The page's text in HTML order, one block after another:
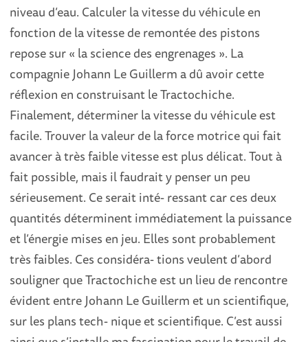
niveau d’eau. Calculer la vitesse du véhicule en
fonction de la vitesse de remontée des pistons
repose sur « la science des engrenages ». La
compagnie Johann Le Guillerm a dû avoir cette
réflexion en construisant le Tractochiche.
Finalement, déterminer la vitesse du véhicule est
facile. Trouver la valeur de la force motrice qui fait
avancer à très faible vitesse est plus délicat. Tout à
fait possible, mais il faudrait y penser un peu
sérieusement. Ce serait inté- ressant car ces deux
quantités déterminent immédiatement la puissance
et l’énergie mises en jeu. Elles sont probablement
très faibles. Ces considéra- tions veulent d’abord
souligner que Tractochiche est un lieu de rencontre
évident entre Johann Le Guillerm et un scientifique,
sur les plans tech- nique et scientifique. C’est aussi